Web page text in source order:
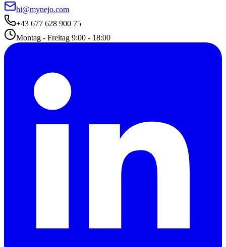
hi@mynejo.com
+43 677 628 900 75
Montag - Freitag 9:00 - 18:00